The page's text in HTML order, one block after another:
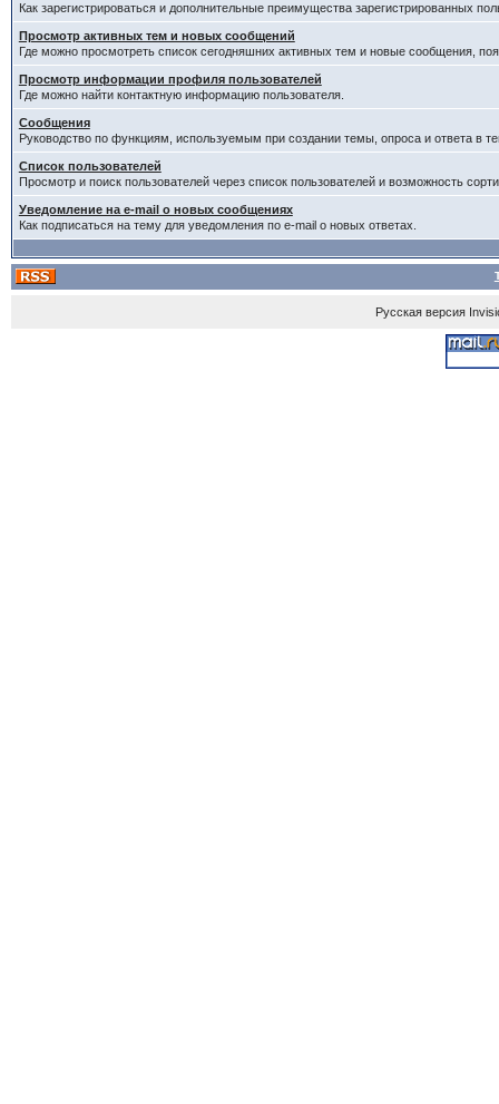
Как зарегистрироваться и дополнительные преимущества зарегистрированных
Просмотр активных тем и новых сообщений
Где можно просмотреть список сегодняшних активных тем и новые сообщения,
Просмотр информации профиля пользователей
Где можно найти контактную информацию пользователя.
Сообщения
Руководство по функциям, используемым при создании темы, опроса и ответа в
Список пользователей
Просмотр и поиск пользователей через список пользователей и возможность
Уведомление на e-mail о новых сообщениях
Как подписаться на тему для уведомления по e-mail о новых ответах.
Русская версия